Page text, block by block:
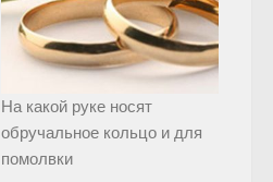
На какой руке носят
обручальное кольцо и для
помолвки